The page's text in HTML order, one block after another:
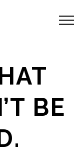
BE